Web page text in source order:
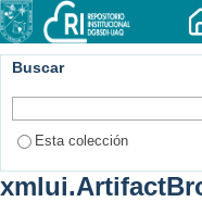
Buscar
Esta colección